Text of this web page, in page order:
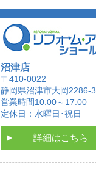
沼津店
〒410-0022
静岡県沼津市大岡2286-3
営業時間10:00～17:00
定休日：水曜日･祝日
詳細はこちら